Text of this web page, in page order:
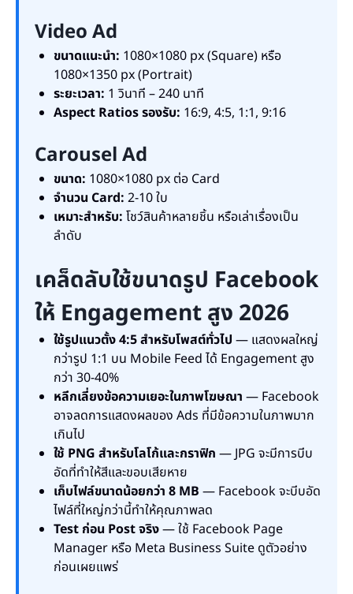
Video Ad
ขนาดแนะนำ: 1080×1080 px (Square) หรือ
1080×1350 px (Portrait)
ระยะเวลา: 1 วินาที – 240 นาที
Aspect Ratios รองรับ: 16:9, 4:5, 1:1, 9:16
Carousel Ad
ขนาด: 1080×1080 px ต่อ Card
จำนวน Card: 2-10 ใบ
เหมาะสำหรับ: โชว์สินค้าหลายชิ้น หรือเล่าเรื่องเป็น
ลำดับ
เคล็ดลับใช้ขนาดรูป Facebook
ให้ Engagement สูง 2026
ใช้รูปแนวตั้ง 4:5 สำหรับโพสต์ทั่วไป — แสดงผลใหญ่
กว่ารูป 1:1 บน Mobile Feed ได้ Engagement สูง
กว่า 30-40%
หลีกเลี่ยงข้อความเยอะในภาพโฆษณา — Facebook
อาจลดการแสดงผลของ Ads ที่มีข้อความในภาพมาก
เกินไป
ใช้ PNG สำหรับโลโก้และกราฟิก — JPG จะมีการบีบ
อัดที่ทำให้สีและขอบเสียหาย
เก็บไฟล์ขนาดน้อยกว่า 8 MB — Facebook จะบีบอัด
ไฟล์ที่ใหญ่กว่านี้ทำให้คุณภาพลด
Test ก่อน Post จริง— ใช้ Facebook Page
Manager หรือ Meta Business Suite ดูตัวอย่าง
ก่อนเผยแพร่